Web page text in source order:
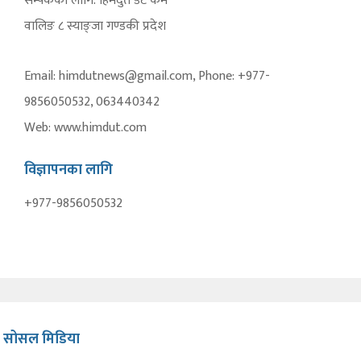
वालिङ ८ स्याङ्जा गण्डकी प्रदेश
Email: himdutnews@gmail.com, Phone: +977-
9856050532, 063440342
Web: www.himdut.com
विज्ञापनका लागि
+977-9856050532
सोसल मिडिया